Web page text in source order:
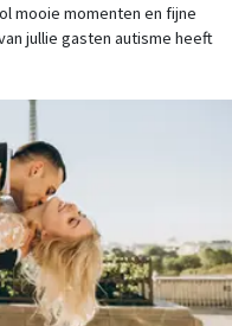
mooie momenten en fijne
jullie gasten autisme heeft